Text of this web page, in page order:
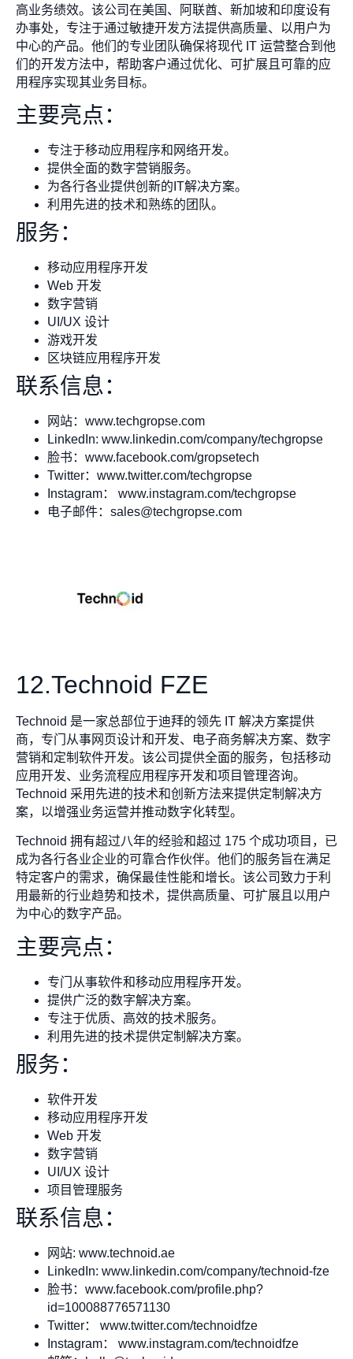
高业务绩效。该公司在美国、阿联酋、新加坡和印度设有
办事处，专注于通过敏捷开发方法提供高质量、以用户为
中心的产品。他们的专业团队确保将现代 IT 运营整合到他
们的开发方法中，帮助客户通过优化、可扩展且可靠的应
用程序实现其业务目标。
主要亮点：
专注于移动应用程序和网络开发。
提供全面的数字营销服务。
为各行各业提供创新的IT解决方案。
利用先进的技术和熟练的团队。
服务：
移动应用程序开发
Web 开发
数字营销
UI/UX 设计
游戏开发
区块链应用程序开发
联系信息：
网站：www.techgropse.com
LinkedIn: www.linkedin.com/company/techgropse
脸书：www.facebook.com/gropsetech
Twitter：www.twitter.com/techgropse
Instagram： www.instagram.com/techgropse
电子邮件： sales@techgropse.com
12.Technoid FZE
Technoid 是一家总部位于迪拜的领先 IT 解决方案提供
商，专门从事网页设计和开发、电子商务解决方案、数字
营销和定制软件开发。该公司提供全面的服务，包括移动
应用开发、业务流程应用程序开发和项目管理咨询。
Technoid 采用先进的技术和创新方法来提供定制解决方
案，以增强业务运营并推动数字化转型。
Technoid 拥有超过八年的经验和超过 175 个成功项目，已
成为各行各业企业的可靠合作伙伴。他们的服务旨在满足
特定客户的需求，确保最佳性能和增长。该公司致力于利
用最新的行业趋势和技术，提供高质量、可扩展且以用户
为中心的数字产品。
主要亮点：
专门从事软件和移动应用程序开发。
提供广泛的数字解决方案。
专注于优质、高效的技术服务。
利用先进的技术提供定制解决方案。
服务：
软件开发
移动应用程序开发
Web 开发
数字营销
UI/UX 设计
项目管理服务
联系信息：
网站: www.technoid.ae
LinkedIn: www.linkedin.com/company/technoid-fze
脸书：www.facebook.com/profile.php?
id=100088776571130
Twitter： www.twitter.com/technoidfze
Instagram： www.instagram.com/technoidfze